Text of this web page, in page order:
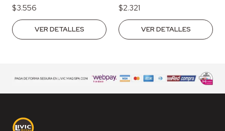
$3.556
VER DETALLES
$2.321
VER DETALLES